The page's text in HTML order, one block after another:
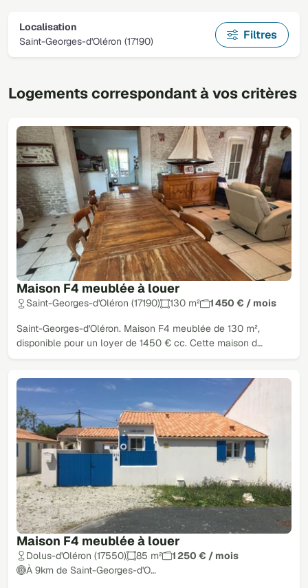
Localisation
Saint-Georges-d'Oléron (17190)
Filtres
Logements correspondant à vos critères
Maison F4 meublée à louer
Saint-Georges-d'Oléron (17190) 130 m² 1 450 € / mois
Saint-Georges-d'Oléron. Maison F4 meublée de 130 m²,
disponible pour un loyer de 1450 € cc. Cette maison d…
Maison F4 meublée à louer
Dolus-d'Oléron (17550) 85 m²
1 250 € / mois
À 9km de Saint-Georges-d'O…